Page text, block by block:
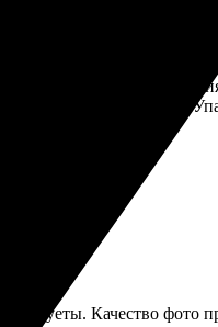
нужные
цвета и детали.
суеты. Качество фото